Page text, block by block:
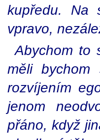
kupředu. Na
vpravo,
Abychom to
měli
rozvíjením
jenom
přáno, když